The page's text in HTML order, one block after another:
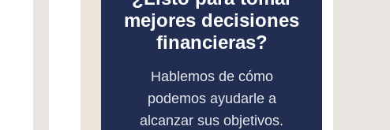
mejores decisiones
financieras?
Hablemos de cómo
podemos ayudarle a
alcanzar sus objetivos.